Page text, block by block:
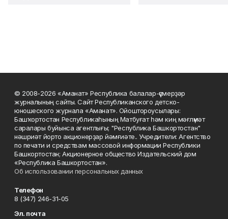
© 2008-2026 «Аманат» Республика балалар-үҫмерҙәр
журналының сайты. Сайт Республиканского детско-
юношеского журнала «Аманат». Ойоштороусылары:
Башҡортостан Республикаһының Матбуғат һәм киң мәғлүмәт
саралары буйынса агентлығы; "Республика Башкортостан"
нәшриәт йорто акционерҙар йәмғиәте.. Учредители: Агентство
по печати и средствам массовой информации Республики
Башкортостан; Акционерное общество Издательский дом
«Республика Башкортостан».
Об использовании персональных данных
Телефон
8 (347) 246-31-05
Эл. почта